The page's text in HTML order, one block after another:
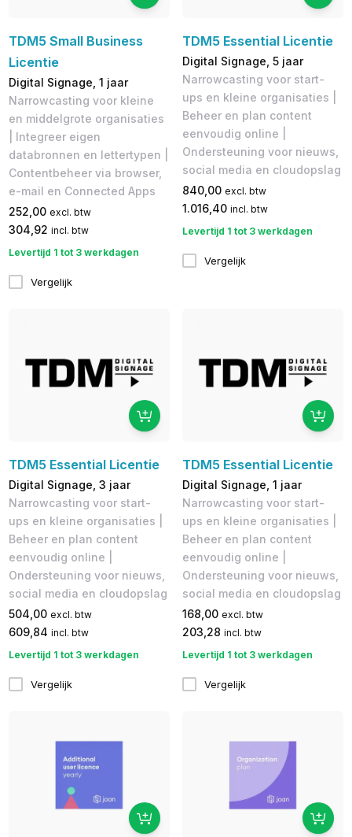
TDM5 Small Business
Licentie
Digital Signage, 1 jaar
Narrowcasting voor kleine
en middelgrote organisaties
| Integreer eigen
databronnen en lettertypen |
Contentbeheer via browser,
e-mail en Connected Apps
252,00 excl. btw
304,92 incl. btw
Levertijd 1 tot 3 werkdagen
Vergelijk
TDM5 Essential Licentie
Digital Signage, 5 jaar
Narrowcasting voor start-
ups en kleine organisaties |
Beheer en plan content
eenvoudig online |
Ondersteuning voor nieuws,
social media en cloudopslag
840,00 excl. btw
1.016,40 incl. btw
Levertijd 1 tot 3 werkdagen
Vergelijk
TDM5 Essential Licentie
Digital Signage, 3 jaar
Narrowcasting voor start-
ups en kleine organisaties |
Beheer en plan content
eenvoudig online |
Ondersteuning voor nieuws,
social media en cloudopslag
504,00 excl. btw
609,84 incl. btw
Levertijd 1 tot 3 werkdagen
Vergelijk
TDM5 Essential Licentie
Digital Signage, 1 jaar
Narrowcasting voor start-
ups en kleine organisaties |
Beheer en plan content
eenvoudig online |
Ondersteuning voor nieuws,
social media en cloudopslag
168,00 excl. btw
203,28 incl. btw
Levertijd 1 tot 3 werkdagen
Vergelijk